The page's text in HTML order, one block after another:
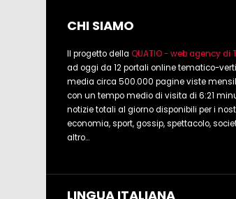
CHI SIAMO
Il progetto della QUATIO - web agency di
ad oggi da 12 portali online tematico-
media circa 500.000 pagine viste
con un tempo medio di visita di 6:21
notizie totali al giorno disponibili per i
economia, sport, gossip, spettacolo,
altro...
LINGUA ITALIANA